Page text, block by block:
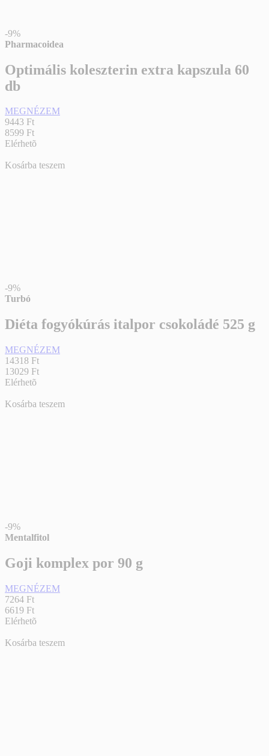
-9%
Pharmacoidea
Optimális koleszterin extra kapszula 60
db
MEGNÉZEM
9443 Ft
8599 Ft
Elérhetõ
Kosárba teszem
-9%
Turbó
Diéta fogyókúrás italpor csokoládé 525 g
MEGNÉZEM
14318 Ft
13029 Ft
Elérhetõ
Kosárba teszem
-9%
Mentalfitol
Goji komplex por 90 g
MEGNÉZEM
7264 Ft
6619 Ft
Elérhetõ
Kosárba teszem